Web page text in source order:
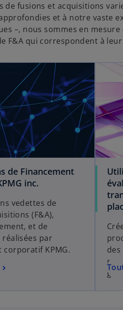
de fusions et acquisitions
et à notre vaste
–, nous sommes en
F&A qui correspondent à
de Financement
inc.
vedettes de
(F&A),
et de
par
corporatif KPMG.
des